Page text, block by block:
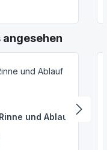
angesehen
und Ablauf